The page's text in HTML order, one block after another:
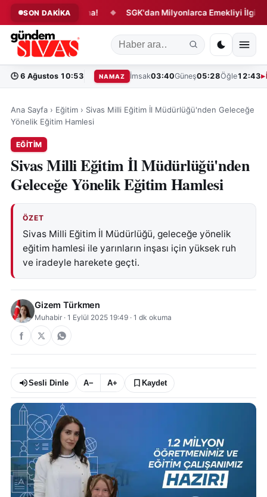
SON DAKİKA
Yeni Aşama! ◆ SGK'dan Milyonlarca Emekliyi
🕒 6 Ağustos 10:53 NAMAZ İmsak03:40Güneş05:28Öğle12:43
Ana Sayfa › Eğitim › Sivas Milli Eğitim İl Müdürlüğü'nden Geleceğe
Yönelik Eğitim Hamlesi
EĞITIM
Sivas Milli Eğitim İl Müdürlüğü'nden
Geleceğe Yönelik Eğitim Hamlesi
ÖZET
Sivas Milli Eğitim İl Müdürlüğü, geleceğe yönelik
eğitim hamlesi ile yarınların inşası için yüksek ruh
ve iradeyle harekete geçti.
Gizem Türkmen
Muhabir · 1 Eylül 2025 19:49 · 1 dk okuma
Sesli Dinle A− A+ Kaydet